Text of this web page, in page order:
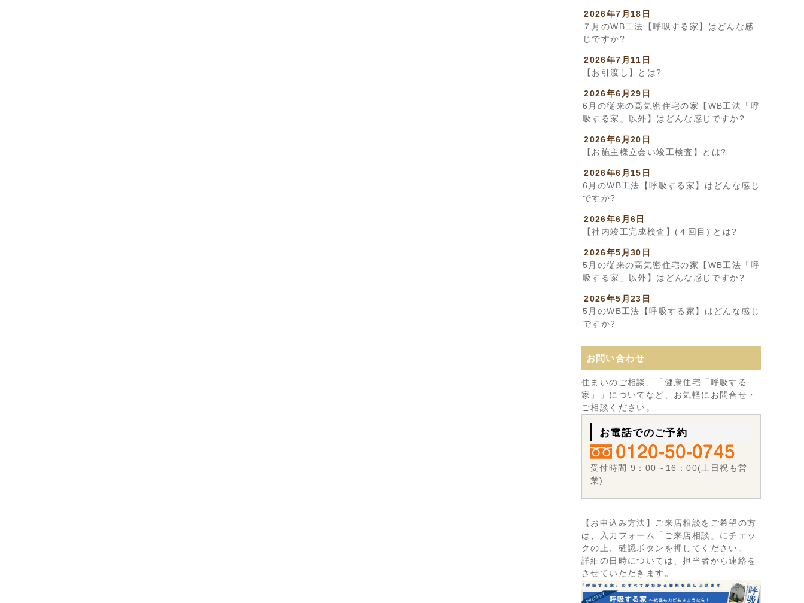
2026年7月18日
７月のWB工法【呼吸する家】はどんな感
じですか?
2026年7月11日
【お引渡し】とは?
2026年6月29日
6月の従来の高気密住宅の家【WB工法「呼
吸する家」以外】はどんな感じですか?
2026年6月20日
【お施主様立会い竣工検査】とは?
2026年6月15日
6月のWB工法【呼吸する家】はどんな感じ
ですか?
2026年6月6日
【社内竣工完成検査】(４回目) とは?
2026年5月30日
5月の従来の高気密住宅の家【WB工法「呼
吸する家」以外】はどんな感じですか?
2026年5月23日
5月のWB工法【呼吸する家】はどんな感じ
ですか?
お問い合わせ
住まいのご相談、「健康住宅「呼吸する
家」」についてなど、お気軽にお問合せ・
ご相談ください。
お電話でのご予約
受付時間 9：00～16：00(土日祝も営
業)
【お申込み方法】ご来店相談をご希望の方
は、入力フォーム「ご来店相談」にチェッ
クの上、確認ボタンを押してください。
詳細の日時については、担当者から連絡を
させていただきます。